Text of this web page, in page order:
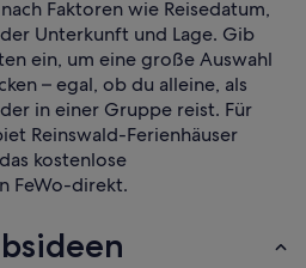
Faktoren wie Reisedatum,
Unterkunft und Lage. Gib
ein, um eine große Auswahl
– egal, ob du alleine, als
in einer Gruppe reist. Für
Reinswald-Ferienhäuser
kostenlose
FeWo-direkt.